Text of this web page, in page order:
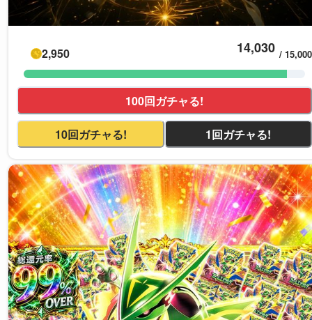
2,950 14,030 / 15,000
100回ガチャる!
10回ガチャる! 1回ガチャる!